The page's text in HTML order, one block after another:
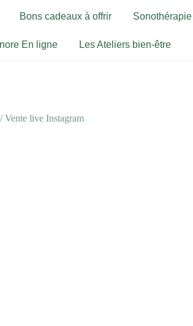
Bons cadeaux à offrir Sonothérapie
En ligne Les Ateliers bien-être
/Vente live Instagram